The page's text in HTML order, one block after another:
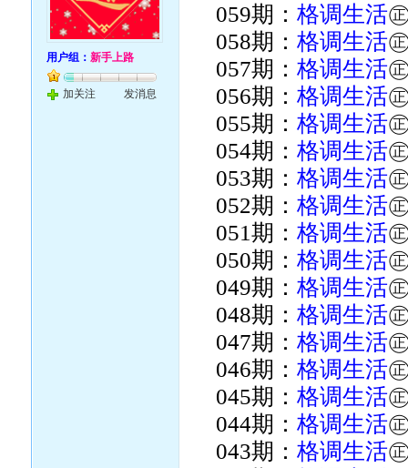
用户组：新手上路
加关注 发消息
059期：格调生活
058期：格调生活
057期：格调生活
056期：格调生活
055期：格调生活
054期：格调生活
053期：格调生活
052期：格调生活
051期：格调生活
050期：格调生活
049期：格调生活
048期：格调生活
047期：格调生活
046期：格调生活
045期：格调生活
044期：格调生活
043期：格调生活